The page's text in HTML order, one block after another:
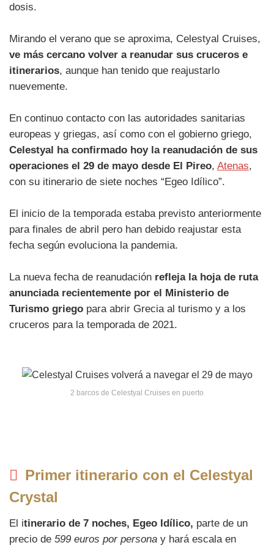
dosis.
Mirando el verano que se aproxima, Celestyal Cruises,
ve más cercano volver a reanudar sus cruceros e
itinerarios, aunque han tenido que reajustarlo
nuevemente.
En continuo contacto con las autoridades sanitarias
europeas y griegas, así como con el gobierno griego,
Celestyal ha confirmado hoy la reanudación de sus
operaciones el 29 de mayo desde El Pireo, Atenas,
con su itinerario de siete noches “Egeo Idílico”.
El inicio de la temporada estaba previsto anteriormente
para finales de abril pero han debido reajustar esta
fecha según evoluciona la pandemia.
La nueva fecha de reanudación refleja la hoja de ruta
anunciada recientemente por el Ministerio de
Turismo griego para abrir Grecia al turismo y a los
cruceros para la temporada de 2021.
2 barcos de Celestyal Cruises en puerto
Primer itinerario con el Celestyal
Crystal
El itinerario de 7 noches, Egeo Idílico, parte de un
precio de 599 euros por persona y hará escala en